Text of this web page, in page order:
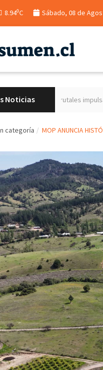
8.940C Sábado, 08 de
Noticias
frutales impulsada por INIA
categoría MOP ANUNCIA